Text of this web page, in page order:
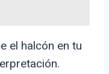
el halcón en tu